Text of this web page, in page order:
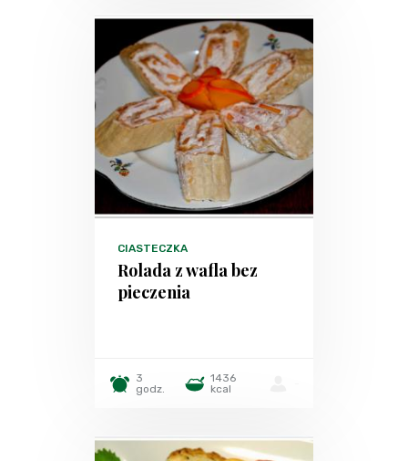
CIASTECZKA
Rolada z wafla bez
pieczenia
3
godz.
1436
kcal